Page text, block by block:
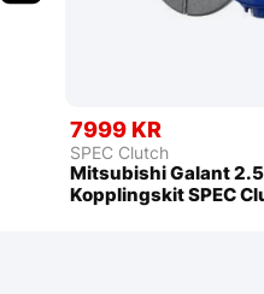
7999 KR
SPEC Clutch
Mitsubishi Galant
Kopplingskit SPEC